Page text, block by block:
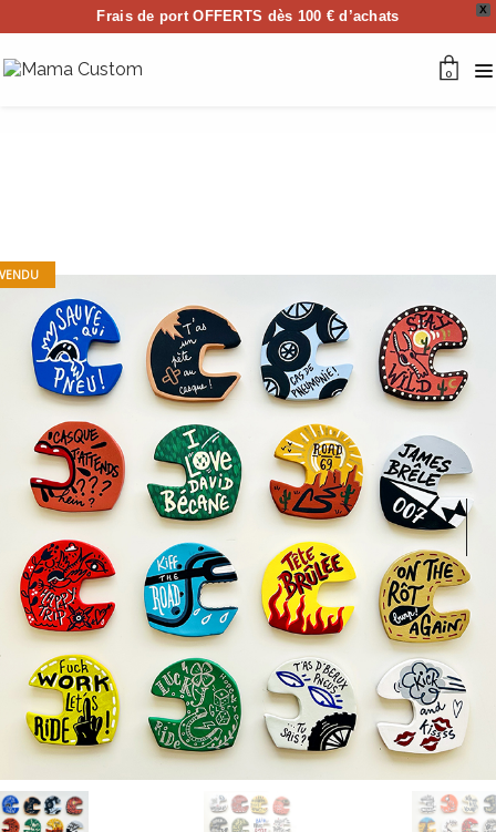
X
Frais de port OFFERTS dès 100 € d’achats
0
VENDU